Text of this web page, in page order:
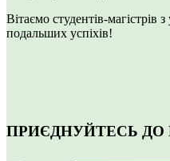
Вітаємо студентів-
подальших успіхів!
ПРИЄДНУЙТЕСЬ ДО